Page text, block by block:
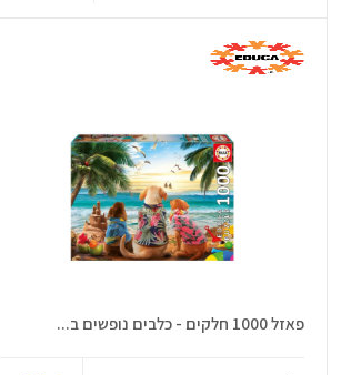
פאזל 1000 חלקים - כלבים נופשים ב...